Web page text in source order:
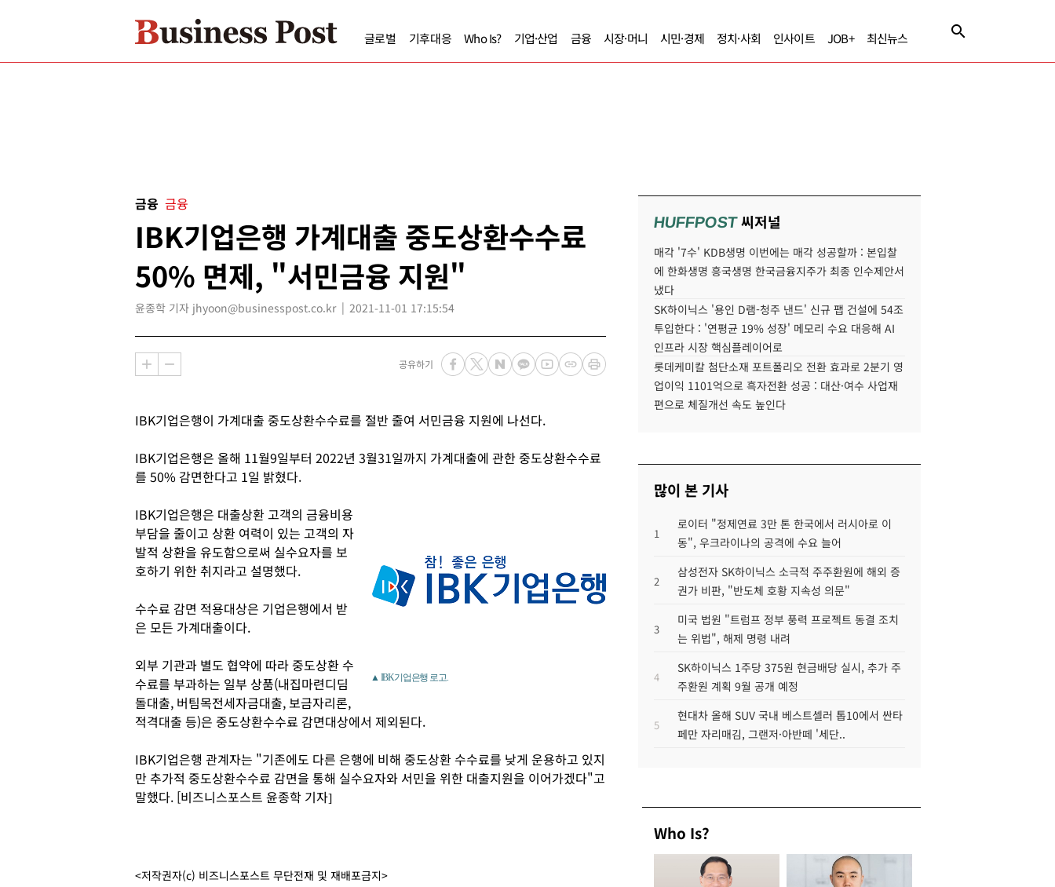
글로벌 기후대응 Who Is? 기업·산업 금융 시장·머니 시민·경제 정치·사회 인사이트 JOB+ 최신뉴스
금융 금융
IBK기업은행 가계대출 중도상환수수료
50% 면제, "서민금융 지원"
윤종학 기자 jhyoon@businesspost.co.kr 2021-11-01 17:15:54
공유하기
IBK기업은행이 가계대출 중도상환수수료를 절반 줄여 서민금융 지원에 나선다.
IBK기업은행은 올해 11월9일부터 2022년 3월31일까지 가계대출에 관한 중도상환수수료
를 50% 감면한다고 1일 밝혔다.
▲ IBK기업은행 로고.
IBK기업은행은 대출상환 고객의 금융비용
부담을 줄이고 상환 여력이 있는 고객의 자
발적 상환을 유도함으로써 실수요자를 보
호하기 위한 취지라고 설명했다.
수수료 감면 적용대상은 기업은행에서 받
은 모든 가계대출이다.
외부 기관과 별도 협약에 따라 중도상환 수
수료를 부과하는 일부 상품(내집마련디딤
돌대출, 버팀목전세자금대출, 보금자리론,
적격대출 등)은 중도상환수수료 감면대상에서 제외된다.
IBK기업은행 관계자는 "기존에도 다른 은행에 비해 중도상환 수수료를 낮게 운용하고 있지
만 추가적 중도상환수수료 감면을 통해 실수요자와 서민을 위한 대출지원을 이어가겠다"고
말했다. [비즈니스포스트 윤종학 기자]
<저작권자(c) 비즈니스포스트 무단전재 및 재배포금지>
HUFFPOST씨저널
매각 '7수' KDB생명 이번에는 매각 성공할까 : 본입찰
에 한화생명 흥국생명 한국금융지주가 최종 인수제안서
냈다
SK하이닉스 '용인 D램-청주 낸드' 신규 팹 건설에 54조
투입한다 : '연평균 19% 성장' 메모리 수요 대응해 AI
인프라 시장 핵심플레이어로
롯데케미칼 첨단소재 포트폴리오 전환 효과로 2분기 영
업이익 1101억으로 흑자전환 성공 : 대산·여수 사업재
편으로 체질개선 속도 높인다
많이 본 기사
1
로이터 "정제연료 3만 톤 한국에서 러시아로 이
동", 우크라이나의 공격에 수요 늘어
2
삼성전자 SK하이닉스 소극적 주주환원에 해외 증
권가 비판, "반도체 호황 지속성 의문"
3
미국 법원 "트럼프 정부 풍력 프로젝트 동결 조치
는 위법", 해제 명령 내려
4
SK하이닉스 1주당 375원 현금배당 실시, 추가 주
주환원 계획 9월 공개 예정
5
현대차 올해 SUV 국내 베스트셀러 톱10에서 싼타
페만 자리매김, 그랜저·아반떼 '세단..
Who Is?